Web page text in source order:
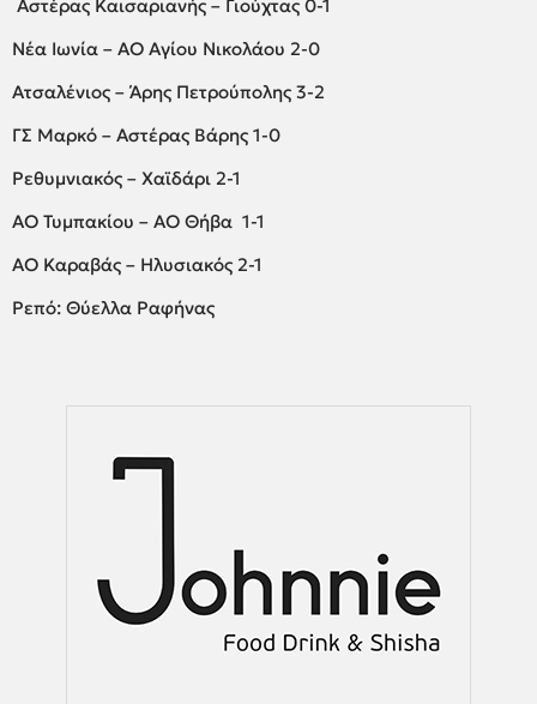
Αστέρας Kαισαριανής – Γιούχτας 0-1
Νέα Ιωνία – ΑΟ Αγίου Νικολάου 2-0
Ατσαλένιος – Άρης Πετρούπολης 3-2
ΓΣ Μαρκό – Αστέρας Βάρης 1-0
Ρεθυμνιακός – Χαϊδάρι 2-1
ΑΟ Τυμπακίου – ΑΟ Θήβα 1-1
ΑΟ Καραβάς – Ηλυσιακός 2-1
Ρεπό: Θύελλα Ραφήνας